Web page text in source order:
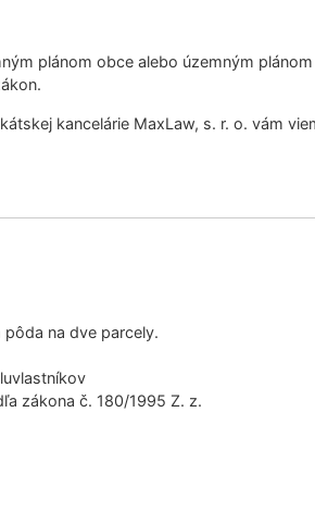
plánom obce alebo územným
kancelárie MaxLaw, s. r. o. vám
na dve parcely.
zákona č. 180/1995 Z. z.